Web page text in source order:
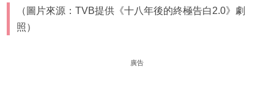
（圖片來源：TVB提供《十八年後的終極告白2.0》劇
照）
廣告